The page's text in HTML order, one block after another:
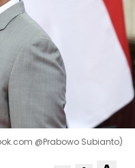
@Prabowo Subianto)